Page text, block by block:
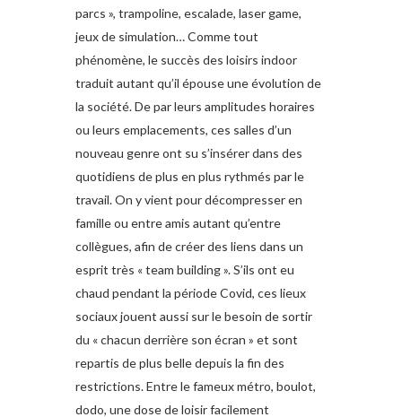
parcs », trampoline, escalade, laser game,
jeux de simulation… Comme tout
phénomène, le succès des loisirs indoor
traduit autant qu’il épouse une évolution de
la société. De par leurs amplitudes horaires
ou leurs emplacements, ces salles d’un
nouveau genre ont su s’insérer dans des
quotidiens de plus en plus rythmés par le
travail. On y vient pour décompresser en
famille ou entre amis autant qu’entre
collègues, afin de créer des liens dans un
esprit très « team building ». S’ils ont eu
chaud pendant la période Covid, ces lieux
sociaux jouent aussi sur le besoin de sortir
du « chacun derrière son écran » et sont
repartis de plus belle depuis la fin des
restrictions. Entre le fameux métro, boulot,
dodo, une dose de loisir facilement